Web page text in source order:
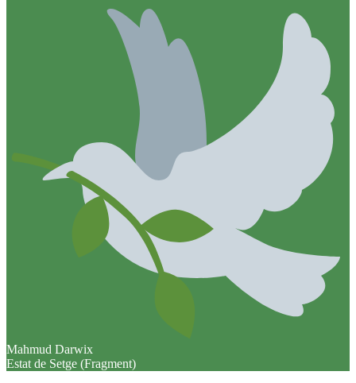
Mahmud Darwix
Estat de Setge (Fragment)